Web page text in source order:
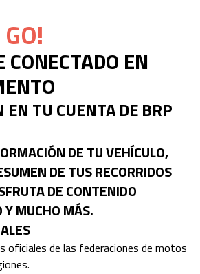
EN
EN TU CUENTA DE BRP
DE TU VEHÍCULO,
DE TUS RECORRIDOS
DE CONTENIDO
Y MUCHO MÁS.
oficiales de las federaciones de motos